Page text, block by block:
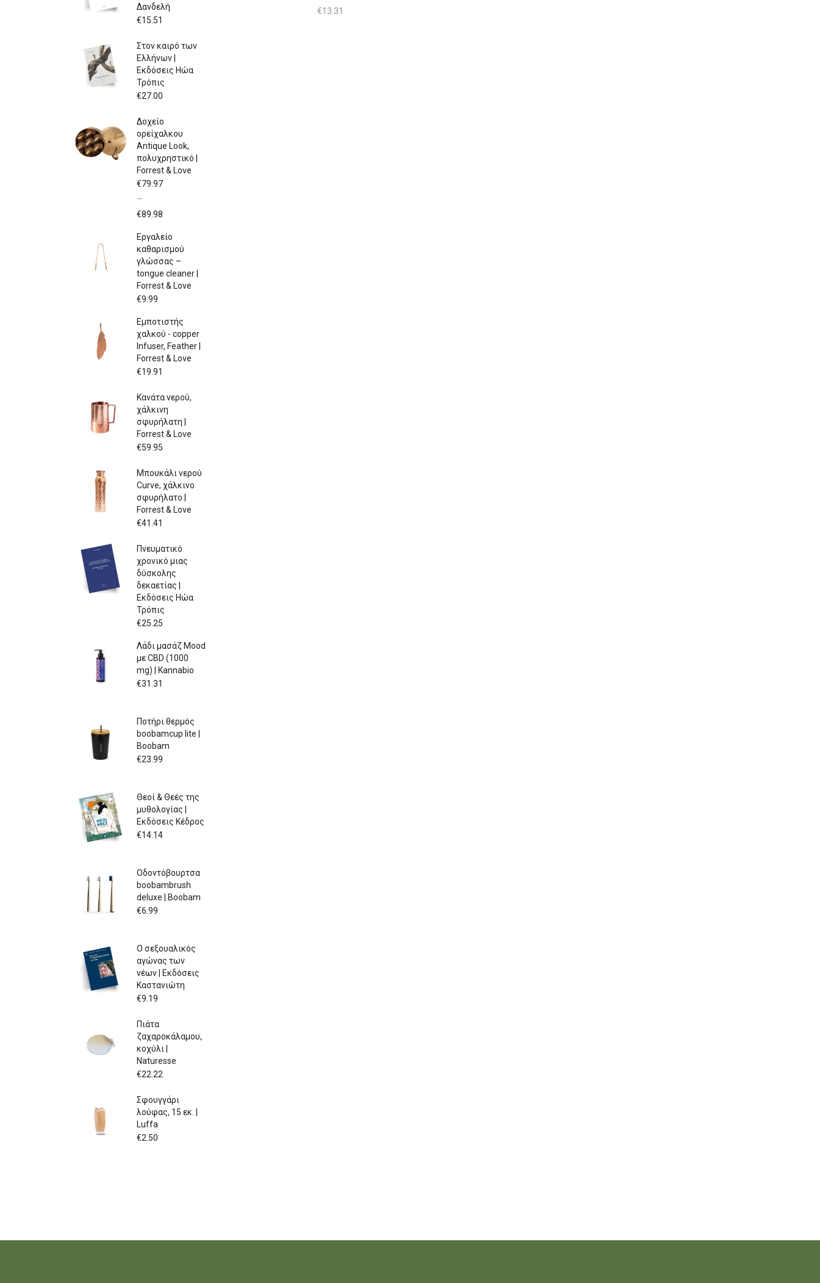
€13.31
Δανδελή
€15.51
Στον καιρό των
Ελλήνων |
Εκδόσεις Ηώα
Τρόπις
€27.00
Δοχείο
ορείχαλκου
Antique Look,
πολυχρηστικό |
Forrest & Love
€79.97
–
€89.98
Εργαλείο
καθαρισμού
γλώσσας –
tongue cleaner |
Forrest & Love
€9.99
Εμποτιστής
χαλκού - copper
Infuser, Feather |
Forrest & Love
€19.91
Κανάτα νερού,
χάλκινη
σφυρήλατη |
Forrest & Love
€59.95
Μπουκάλι νερού
Curve, χάλκινο
σφυρήλατο |
Forrest & Love
€41.41
Πνευματικό
χρονικό μιας
δύσκολης
δεκαετίας |
Εκδόσεις Ηώα
Τρόπις
€25.25
Λάδι μασάζ Mood
με CBD (1000
mg) | Kannabio
€31.31
Ποτήρι θερμός
boobamcup lite |
Boobam
€23.99
Θεοί & Θεές της
μυθολογίας |
Εκδόσεις Κέδρος
€14.14
Οδοντόβουρτσα
boobambrush
deluxe | Boobam
€6.99
Ο σεξουαλικός
αγώνας των
νέων | Εκδόσεις
Καστανιώτη
€9.19
Πιάτα
ζαχαροκάλαμου,
κοχύλι |
Naturesse
€22.22
Σφουγγάρι
λούφας, 15 εκ. |
Luffa
€2.50